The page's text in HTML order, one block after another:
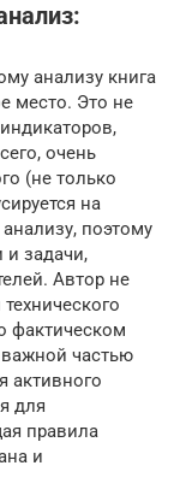
анализу книга
место. Это не
очень
(не только
на
поэтому
и задачи,
Автор не
фактическом
частью
активного
для
правила
и